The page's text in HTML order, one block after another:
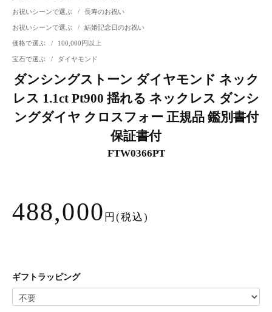
お祝いシーンで選ぶ / 長寿のお祝い
お祝いシーンで選ぶ / 結婚記念日のお祝い
価格で選ぶ / 100,000円以上
宝石で選ぶ / ダイヤモンド
ダンシングストーン ダイヤモンド ネック
レス 1.1ct Pt900 揺れる ネックレス ダンシ
ングダイヤ クロスフォー 正規品 鑑別書付
保証書付
FTW0366PT
488,000 円(税込)
ギフトラッピング